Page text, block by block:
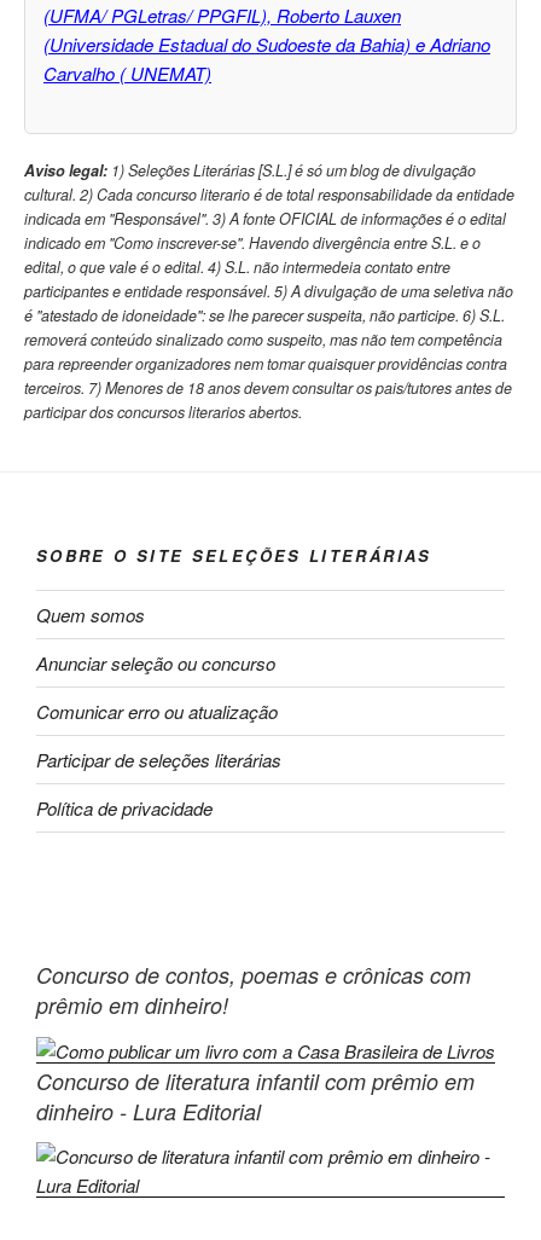
(UFMA/ PGLetras/ PPGFIL), Roberto Lauxen
(Universidade Estadual do Sudoeste da Bahia) e Adriano
Carvalho ( UNEMAT)
Aviso legal: 1) Seleções Literárias [S.L.] é só um blog de divulgação
cultural. 2) Cada concurso literario é de total responsabilidade da entidade
indicada em "Responsável". 3) A fonte OFICIAL de informações é o edital
indicado em "Como inscrever-se". Havendo divergência entre S.L. e o
edital, o que vale é o edital. 4) S.L. não intermedeia contato entre
participantes e entidade responsável. 5) A divulgação de uma seletiva não
é "atestado de idoneidade": se lhe parecer suspeita, não participe. 6) S.L.
removerá conteúdo sinalizado como suspeito, mas não tem competência
para repreender organizadores nem tomar quaisquer providências contra
terceiros. 7) Menores de 18 anos devem consultar os pais/tutores antes de
participar dos concursos literarios abertos.
SOBRE O SITE SELEÇÕES LITERÁRIAS
Quem somos
Anunciar seleção ou concurso
Comunicar erro ou atualização
Participar de seleções literárias
Política de privacidade
Concurso de contos, poemas e crônicas com
prêmio em dinheiro!
Concurso de literatura infantil com prêmio em
dinheiro - Lura Editorial